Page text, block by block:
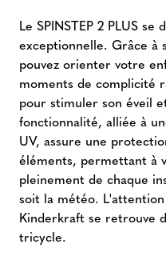
Le SPINSTEP 2 PLUS
exceptionnelle. Grâce à
pouvez orienter votre
moments de complicité
pour stimuler son éveil
fonctionnalité, alliée à
UV, assure une
éléments, permettant
pleinement de chaque
soit la météo.
Kinderkraft se retrouve
tricycle.